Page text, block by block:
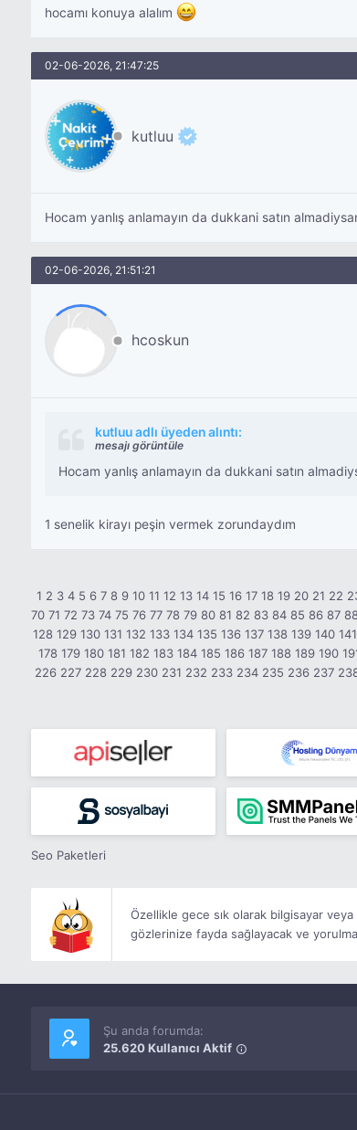
hocamı konuya alalım
02-06-2026, 21:47:25
kutluu
Hocam yanlış anlamayın da dukkani satın
02-06-2026, 21:51:21
hcoskun
kutluu adlı üyeden alıntı:
mesajı görüntüle
Hocam yanlış anlamayın da dukkani satın
1 senelik kirayı peşin vermek zorundaydım
1 2 3 4 5 6 7 8 9 10 11 12 13 14 15 16 17 18 19 20 21 22
70 71 72 73 74 75 76 77 78 79 80 81 82 83 84 85 86 87
128 129 130 131 132 133 134 135 136 137 138 139 140 141
178 179 180 181 182 183 184 185 186 187 188 189 190
226 227 228 229 230 231 232 233 234 235 236 237
Seo Paketleri
Özellikle gece sık olarak bilgisayar veya
gözlerinize fayda sağlayacak ve
Şu anda forumda:
25.620 Kullanıcı Aktif